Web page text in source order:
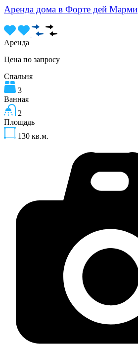
Аренда дома в Форте дей Марми
Аренда
Цена по запросу
Спальня
3
Ванная
2
Площадь
130 кв.м.